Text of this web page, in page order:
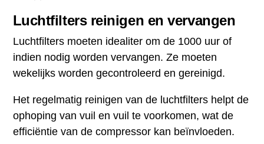
Luchtfilters reinigen en vervangen
Luchtfilters moeten idealiter om de 1000 uur of
indien nodig worden vervangen. Ze moeten
wekelijks worden gecontroleerd en gereinigd.
Het regelmatig reinigen van de luchtfilters helpt de
ophoping van vuil en vuil te voorkomen, wat de
efficiëntie van de compressor kan beïnvloeden.